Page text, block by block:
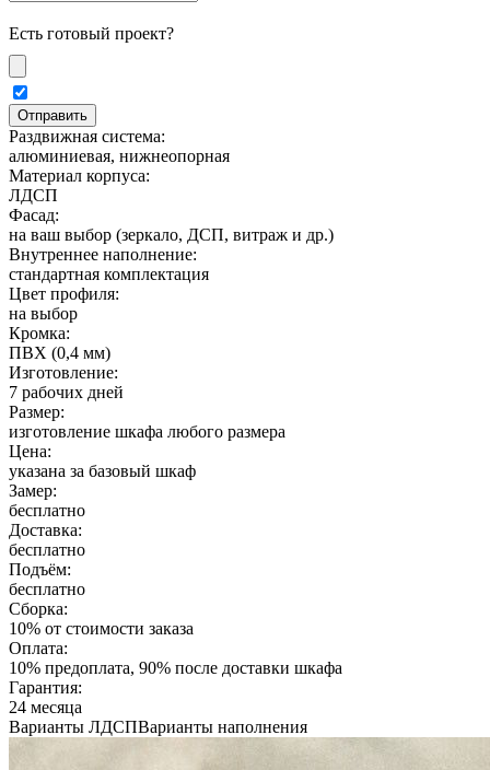
Есть готовый проект?
Раздвижная система:
алюминиевая, нижнеопорная
Материал корпуса:
ЛДСП
Фасад:
на ваш выбор (зеркало, ДСП, витраж и др.)
Внутреннее наполнение:
стандартная комплектация
Цвет профиля:
на выбор
Кромка:
ПВХ (0,4 мм)
Изготовление:
7 рабочих дней
Размер:
изготовление шкафа любого размера
Цена:
указана за базовый шкаф
Замер:
бесплатно
Доставка:
бесплатно
Подъём:
бесплатно
Сборка:
10% от стоимости заказа
Оплата:
10% предоплата, 90% после доставки шкафа
Гарантия:
24 месяца
Варианты ЛДСПВарианты наполнения